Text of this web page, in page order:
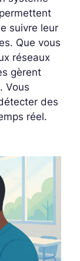
suivre leur
Que vous
réseaux
gèrent
Vous
des
réel.